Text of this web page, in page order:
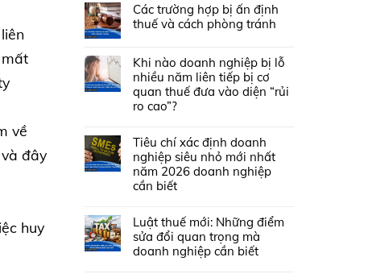
về
đây
huy
Các trường hợp bị ấn định
thuế và cách phòng tránh
Khi nào doanh nghiệp bị lỗ
nhiều năm liên tiếp bị cơ
quan thuế đưa vào diện “rủi
ro cao”?
Tiêu chí xác định doanh
nghiệp siêu nhỏ mới nhất
năm 2026 doanh nghiệp
cần biết
Luật thuế mới: Những điểm
sửa đổi quan trọng mà
doanh nghiệp cần biết